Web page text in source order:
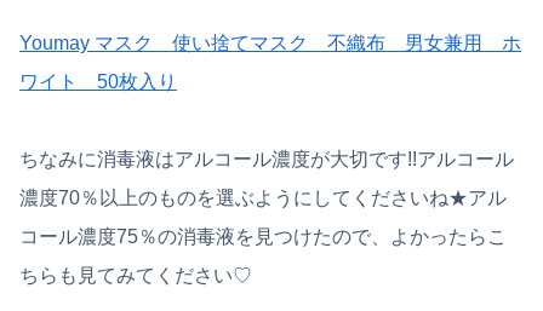
Youmay マスク 使い捨てマスク 不織布 男女兼用 ホ
ワイト 50枚入り
ちなみに消毒液はアルコール濃度が大切です!!アルコール
濃度70％以上のものを選ぶようにしてくださいね★アル
コール濃度75％の消毒液を見つけたので、よかったらこ
ちらも見てみてください♡